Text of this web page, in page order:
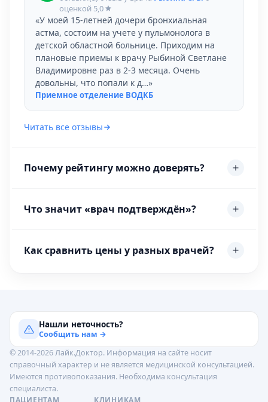
оценкой 5,0
«У моей 15-летней дочери бронхиальная
астма, состоим на учете у пульмонолога в
детской областной больнице. Приходим на
плановые приемы к врачу Рыбиной Светлане
Владимировне раз в 2-3 месяца. Очень
довольны, что попали к д…»
Приемное отделение ВОДКБ
Читать все отзывы
Почему рейтингу можно доверять?
Что значит «врач подтверждён»?
Как сравнить цены у разных врачей?
Нашли неточность?
Сообщить нам →
© 2014-2026 Лайк.Доктор. Информация на сайте носит
справочный характер и не является медицинской консультацией.
Имеются противопоказания. Необходима консультация
специалиста.
ПАЦИЕНТАМ
КЛИНИКАМ